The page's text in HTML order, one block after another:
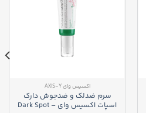
اکسیس وای AXIS-Y
سرم ضدلک و ضدجوش دارک
اسپات اکسیس وای – Dark Spot